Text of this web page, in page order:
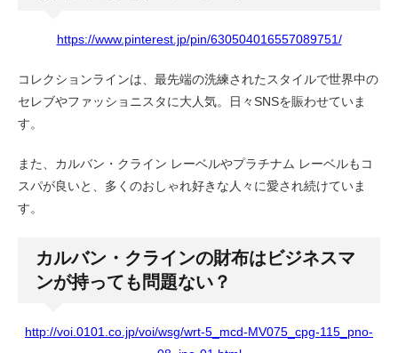
https://www.pinterest.jp/pin/630504016557089751/
コレクションラインは、最先端の洗練されたスタイルで世界中の
セレブやファッショニスタに大人気。日々SNSを賑わせていま
す。
また、カルバン・クライン レーベルやプラチナム レーベルもコ
スパが良いと、多くのおしゃれ好きな人々に愛され続けていま
す。
カルバン・クラインの財布はビジネスマ
ンが持っても問題ない？
http://voi.0101.co.jp/voi/wsg/wrt-5_mcd-MV075_cpg-115_pno-